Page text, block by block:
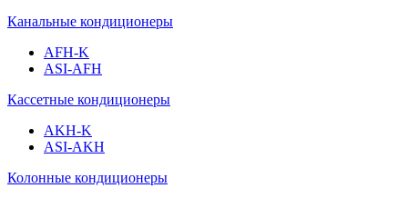
Канальные кондиционеры
AFH-K
ASI-AFH
Кассетные кондиционеры
AKH-K
ASI-AKH
Колонные кондиционеры